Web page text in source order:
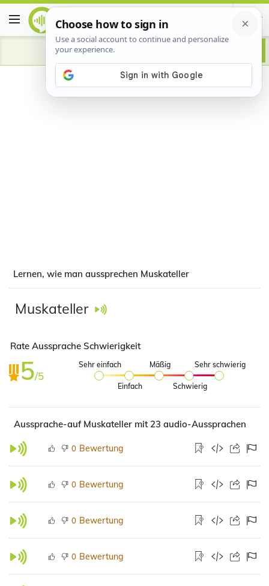
Advertisement
Lernen, wie man aussprechen Muskateller
Muskateller
Rate Aussprache Schwierigkeit
5/5
Sehr einfach
Einfach
Mäßig
Schwierig
Sehr schwierig
Aussprache-auf Muskateller mit 23 audio-Aussprachen
0 Bewertung
0 Bewertung
0 Bewertung
0 Bewertung